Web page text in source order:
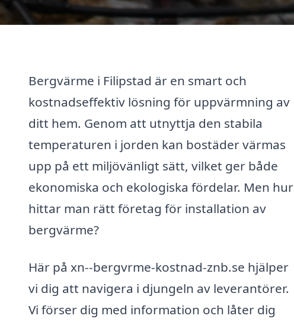
Bergvärme i Filipstad är en smart och
kostnadseffektiv lösning för uppvärmning av
ditt hem. Genom att utnyttja den stabila
temperaturen i jorden kan bostäder värmas
upp på ett miljövänligt sätt, vilket ger både
ekonomiska och ekologiska fördelar. Men hur
hittar man rätt företag för installation av
bergvärme?
Här på xn--bergvrme-kostnad-znb.se hjälper
vi dig att navigera i djungeln av leverantörer.
Vi förser dig med information och låter dig